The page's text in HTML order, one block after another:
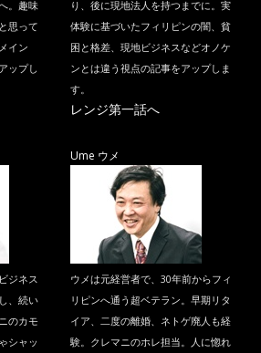
。趣味
思って
イン
ップし
り、後に現地法人を持つまでに。実
体験に基づいたフィリピンの闇、貧
困と格差、現地ビジネスなどオノケ
ンとは違う視点の記事をアップしま
す。
レンジ第一話へ
ジネス
、続い
のカモ
シャッ
Ume ウメ
ウメは元経営者で、30年前からフィ
リピンへ通う超ベテラン。早期リタ
イア、二度の離婚、ネトゲ廃人も経
験。クレマニのホレ担当。人に惚れ